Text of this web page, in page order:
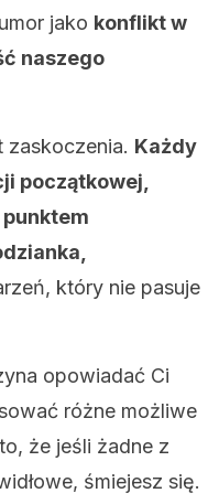
jako konflikt w
naszego
zaskoczenia. Każdy
początkowej,
który nie pasuje
opowiadać Ci
różne możliwe
że jeśli żadne z
śmiejesz się.